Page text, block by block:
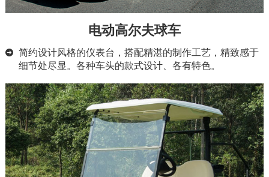
电动高尔夫球车
简约设计风格的仪表台，搭配精湛的制作工艺，精致感于
细节处尽显。各种车头的款式设计、各有特色。